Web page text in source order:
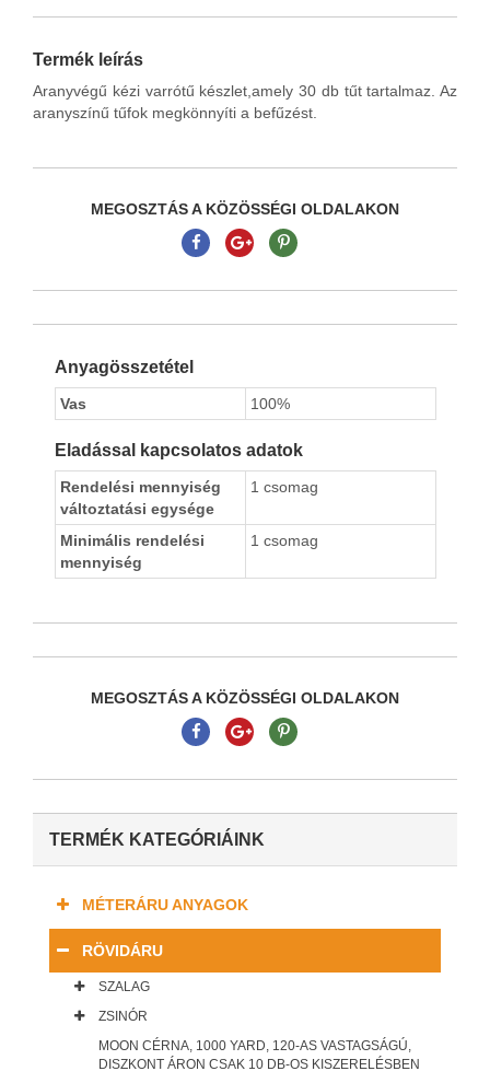
Termék leírás
Aranyvégű kézi varrótű készlet,amely 30 db tűt tartalmaz. Az
aranyszínű tűfok megkönnyíti a befűzést.
MEGOSZTÁS A KÖZÖSSÉGI OLDALAKON
Anyagösszetétel
Vas 100%
Eladással kapcsolatos adatok
Rendelési mennyiség
változtatási egysége
1 csomag
Minimális rendelési
mennyiség
1 csomag
MEGOSZTÁS A KÖZÖSSÉGI OLDALAKON
TERMÉK KATEGÓRIÁINK
MÉTERÁRU ANYAGOK
RÖVIDÁRU
SZALAG
ZSINÓR
MOON CÉRNA, 1000 YARD, 120-AS VASTAGSÁGÚ,
DISZKONT ÁRON CSAK 10 DB-OS KISZERELÉSBEN